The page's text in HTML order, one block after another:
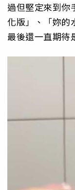
過但堅定來到你
化版」、「妳的
最後還一直期待